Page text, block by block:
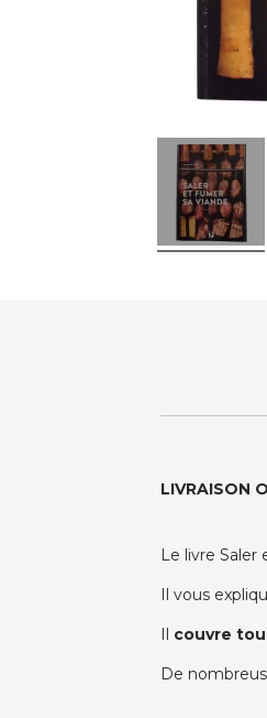
LIVRAISON
Le livre
Il vous
Il couvre
De